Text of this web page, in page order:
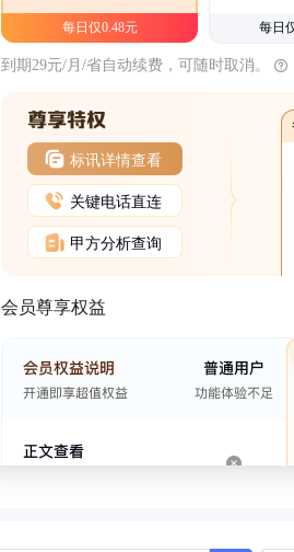
每日仅0.48元 每日
到期29元/月/省自动续费，可随时取消。
标讯详情查看
关键电话直连
甲方分析查询
会员尊享权益